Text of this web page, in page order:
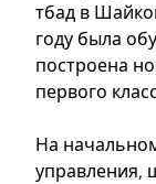
тбад в
году была
построена
первого
На
управления,